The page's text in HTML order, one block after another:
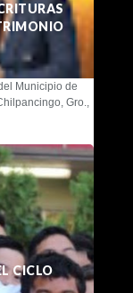
Municipio de
Gro.,
CICLO